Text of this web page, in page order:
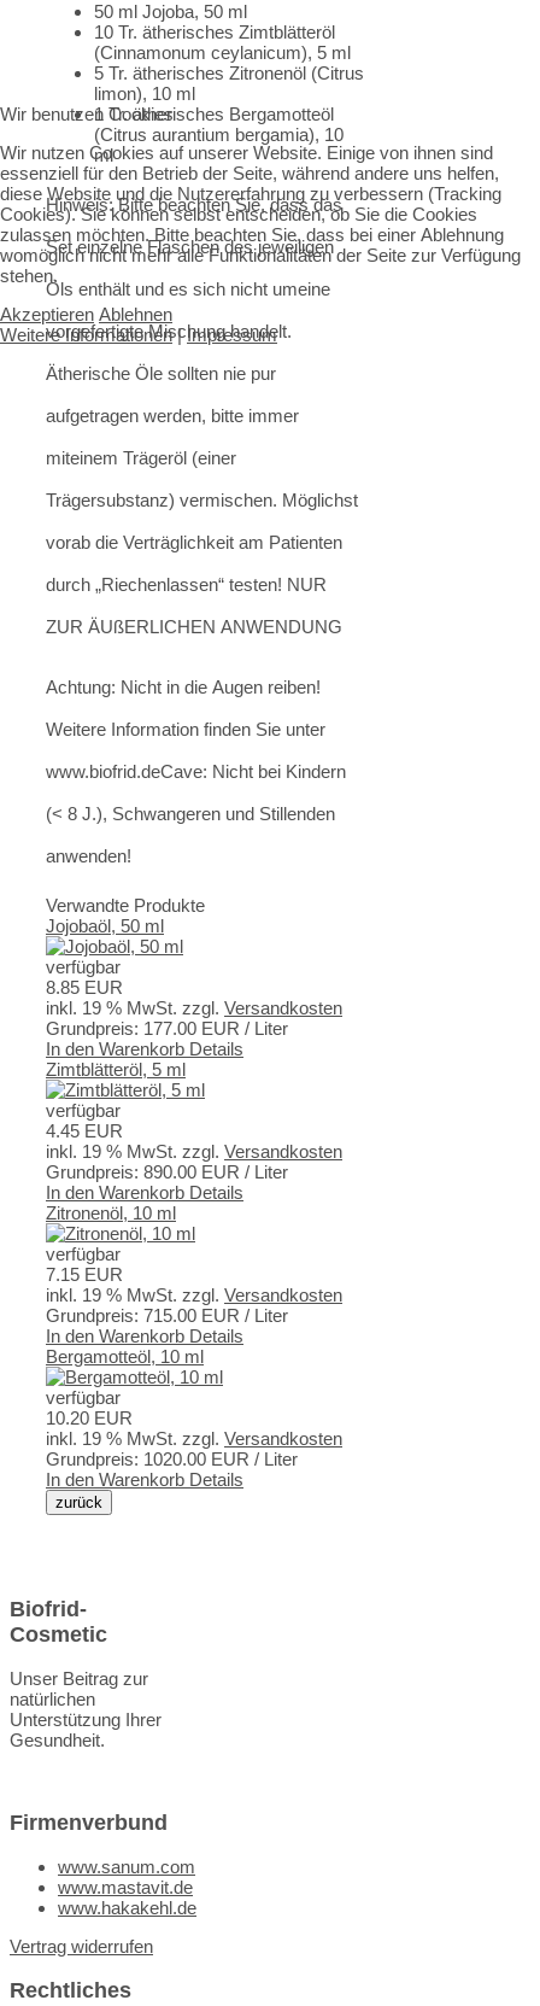
50 ml Jojoba, 50 ml
10 Tr. ätherisches Zimtblätteröl
(Cinnamonum ceylanicum), 5 ml
5 Tr. ätherisches Zitronenöl (Citrus
limon), 10 ml
1 Tr. ätherisches Bergamotteöl
(Citrus aurantium bergamia), 10
ml
Hinweis: Bitte beachten Sie, dass das
Set einzelne Flaschen des jeweiligen
Öls enthält und es sich nicht umeine
vorgefertigte Mischung handelt.
Ätherische Öle sollten nie pur
aufgetragen werden, bitte immer
miteinem Trägeröl (einer
Trägersubstanz) vermischen. Möglichst
vorab die Verträglichkeit am Patienten
durch „Riechenlassen“ testen! NUR
ZUR ÄUßERLICHEN ANWENDUNG
Achtung: Nicht in die Augen reiben!
Weitere Information finden Sie unter
www.biofrid.deCave: Nicht bei Kindern
(< 8 J.), Schwangeren und Stillenden
anwenden!
Verwandte Produkte
Jojobaöl, 50 ml
verfügbar
8.85 EUR
inkl. 19 % MwSt. zzgl. Versandkosten
Grundpreis: 177.00 EUR / Liter
In den Warenkorb Details
Zimtblätteröl, 5 ml
verfügbar
4.45 EUR
inkl. 19 % MwSt. zzgl. Versandkosten
Grundpreis: 890.00 EUR / Liter
In den Warenkorb Details
Zitronenöl, 10 ml
verfügbar
7.15 EUR
inkl. 19 % MwSt. zzgl. Versandkosten
Grundpreis: 715.00 EUR / Liter
In den Warenkorb Details
Bergamotteöl, 10 ml
verfügbar
10.20 EUR
inkl. 19 % MwSt. zzgl. Versandkosten
Grundpreis: 1020.00 EUR / Liter
In den Warenkorb Details
Biofrid-
Cosmetic
Unser Beitrag zur
natürlichen
Unterstützung Ihrer
Gesundheit.
Firmenverbund
www.sanum.com
www.mastavit.de
www.hakakehl.de
Vertrag widerrufen
Rechtliches
Wir benutzen Cookies
Wir nutzen Cookies auf unserer Website. Einige von ihnen sind
essenziell für den Betrieb der Seite, während andere uns helfen,
diese Website und die Nutzererfahrung zu verbessern (Tracking
Cookies). Sie können selbst entscheiden, ob Sie die Cookies
zulassen möchten. Bitte beachten Sie, dass bei einer Ablehnung
womöglich nicht mehr alle Funktionalitäten der Seite zur Verfügung
stehen.
Akzeptieren Ablehnen
Weitere Informationen |Impressum